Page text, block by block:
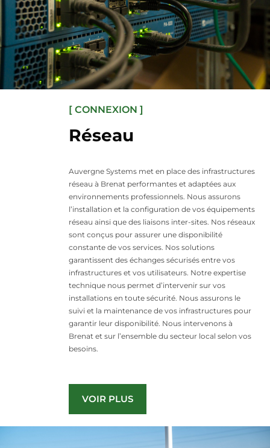
[ CONNEXION ]
Réseau
Auvergne Systems met en place des infrastructures
réseau à Brenat performantes et adaptées aux
environnements professionnels. Nous assurons
l’installation et la configuration de vos équipements
réseau ainsi que des liaisons inter-sites. Nos réseaux
sont conçus pour assurer une disponibilité
constante de vos services. Nos solutions
garantissent des échanges sécurisés entre vos
infrastructures et vos utilisateurs. Notre expertise
technique nous permet d’intervenir sur vos
installations en toute sécurité. Nous assurons le
suivi et la maintenance de vos infrastructures pour
garantir leur disponibilité. Nous intervenons à
Brenat et sur l’ensemble du secteur local selon vos
besoins.
VOIR PLUS